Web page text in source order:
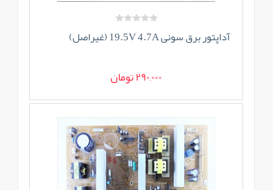
آداپتور برق سونی 19.5V 4.7A (غیراصل)
290,000 تومان